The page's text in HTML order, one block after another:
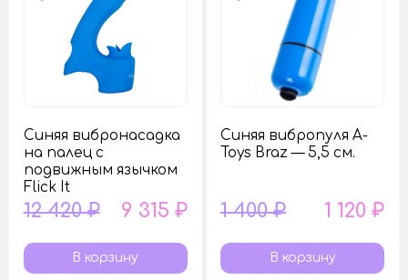
Синяя вибронасадка
на палец с
подвижным язычком
Flick It
12 420 ₽ 9 315 ₽
Синяя вибропуля A-
Toys Braz — 5,5 см.
1 400 ₽ 1 120 ₽